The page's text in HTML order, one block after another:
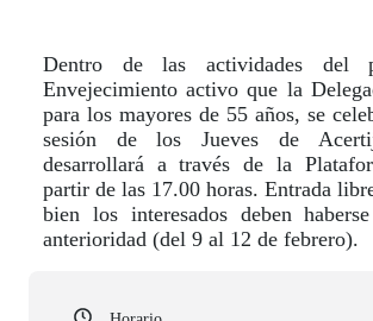
Dentro de las actividades del
Envejecimiento activo que la
para los mayores de 55 años, se
sesión de los Jueves de
desarrollará a través de la
partir de las 17.00 horas. Entrada
bien los interesados deben
anterioridad (del 9 al 12 de febrero).